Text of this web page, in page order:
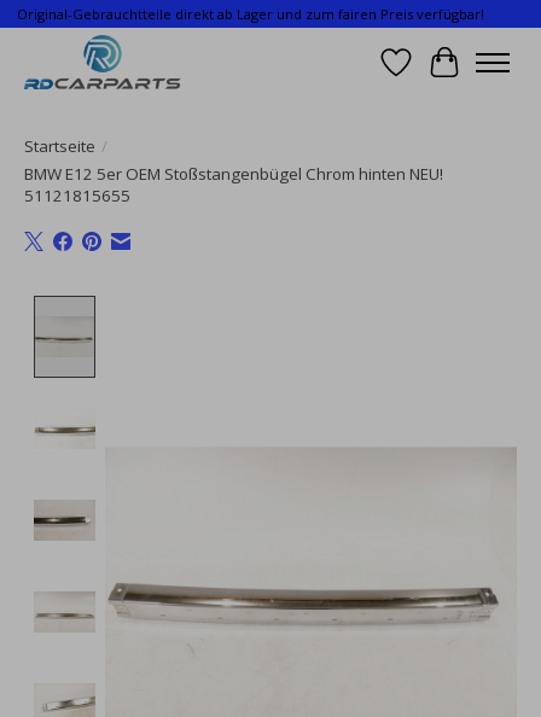
Original-Gebrauchtteile direkt ab Lager und zum fairen Preis verfügbar!
Wunschzettel
Ihr
Startseite /
BMW E12 5er OEM Stoßstangenbügel Chrom hinten NEU!
51121815655